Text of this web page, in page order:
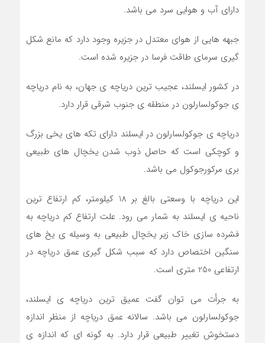
دارای آب و هوایی سرد می باشد.
جبهه هایی از هوای معتدل در جزیره وجود دارد که مانع شکل
گیری سرمای طاقت فرسا در جزیره شده است.
در کشور ایسلند، عجیب ترین دریاچه ی جهان، به نام دریاچه
ی جوکولسارلون در منطقه ی جنوب شرقی قرار دارد.
دریاچه ی جوکولسارلون در ایسلند دارای تکه های یخی بزرگ
و کوچکی است که حاصل ذوب شدن یخچال های طبیعی
بری مرکورجوکول می باشد.
این دریاچه با وسعتی بالغ بر 18 کیلومتر، کم ارتفاع ترین
ناحیه ی ایسلند به شمار می رود. علت ارتفاع کم دریاچه به
فشرده سازی خاک زیر یخچال طبیعی به وسیله ی یخ های
سنگین اختصاص دارد که سبب شکل گیری عمق دریاچه در
ارتفاعی 250 متری است.
به جرأت می توان گفت عمیق ترین دریاچه ی ایسلند،
جوکولسارلون می باشد. سالانه عمق دریاچه از منظر اندازه
دستخوش تغییر طبیعی قرار دارد. به گونه ای که اندازه ی